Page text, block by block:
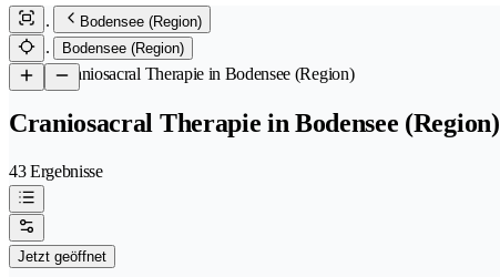
Bodensee (Region)
Bodensee (Region)
/Craniosacral Therapie in Bodensee (Region)
Craniosacral Therapie in Bodensee (Region)
43 Ergebnisse
Jetzt geöffnet